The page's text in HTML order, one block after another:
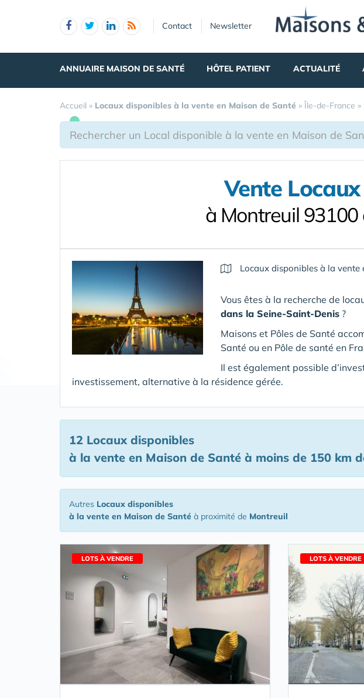
Contact Newsletter
ANNUAIRE MAISON DE SANTÉ HÔTEL PATIENT ACTUALITÉ
Accueil » Locaux disponibles à la vente en Maison de Santé » Île-de-France »
Vente
à Montreuil
Locaux disponibles à la vente
Vous êtes à la recherche de
dans la Seine-Saint-Denis ?
Maisons et Pôles de Santé
Santé ou en Pôle de santé en
Il est également possible
investissement, alternative à la résidence gérée.
12 Locaux disponibles
à la vente en Maison de Santé à moins de 150 km
Autres Locaux disponibles
à la vente en Maison de Santé à proximité de Montreuil
LOTS À VENDRE LOTS À VENDRE